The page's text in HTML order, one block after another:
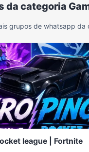
da categoria
grupos de whatsapp da
league | Fortnite